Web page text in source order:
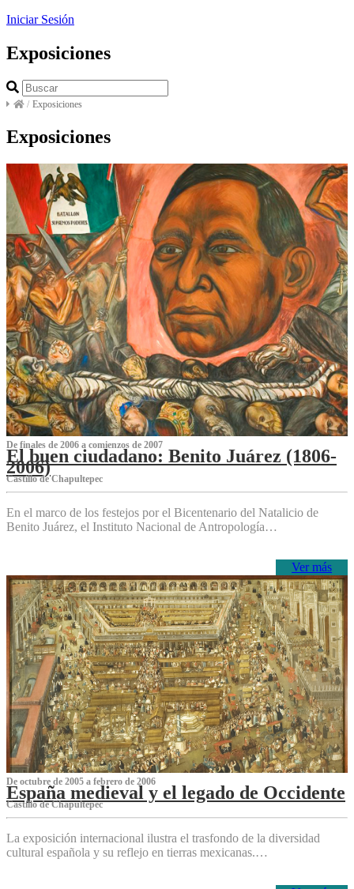
Iniciar Sesión
Exposiciones
/ Exposiciones
Exposiciones
De finales de 2006 a comienzos de 2007
El buen ciudadano: Benito Juárez (1806-
2006)
Castillo de Chapultepec
En el marco de los festejos por el Bicentenario del Natalicio de
Benito Juárez, el Instituto Nacional de Antropología…
Ver más
De octubre de 2005 a febrero de 2006
España medieval y el legado de Occidente
Castillo de Chapultepec
La exposición internacional ilustra el trasfondo de la diversidad
cultural española y su reflejo en tierras mexicanas.…